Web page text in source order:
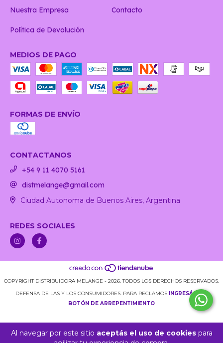
Al navegar por este sitio aceptás el uso de cookiespara
Nuestra Empresa Contacto
Política de Devolución
MEDIOS DE PAGO
FORMAS DE ENVÍO
CONTACTANOS
+54 9 11 4070 5161
distmelange@gmail.com
Ciudad Autonoma de Buenos Aires, Argentina
REDES SOCIALES
COPYRIGHT DISTRIBUIDORA MELANGE - 2026. TODOS LOS DERECHOS RESERVADOS.
DEFENSA DE LAS Y LOS CONSUMIDORES. PARA RECLAMOS
INGRESÁ ACÁ.
BOTÓN DE ARREPENTIMIENTO